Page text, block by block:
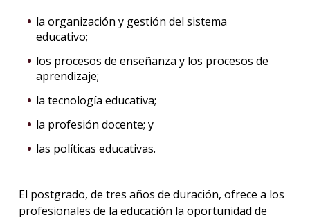
la organización y gestión del sistema
educativo;
los procesos de enseñanza y los procesos de
aprendizaje;
la tecnología educativa;
la profesión docente; y
las políticas educativas.
El postgrado, de tres años de duración, ofrece a los
profesionales de la educación la oportunidad de